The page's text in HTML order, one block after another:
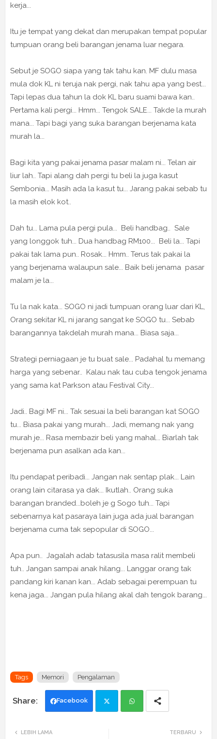
kerja...
Itu je tempat yang dekat dan merupakan tempat popular
tumpuan orang beli barangan jenama luar negara.
Sebut je SOGO siapa yang tak tahu kan. MF dulu masa
mula dok KL ni teruja nak pergi, nak tahu apa yang best...
Tapi lepas dua tahun la dok KL baru suami bawa kan..
Pertama kali pergi... Hmm... Tengok SALE... Takde la murah
mana... Tapi bagi yang suka barangan berjenama kata
murah la...
Bagi kita yang pakai jenama pasar malam ni... Telan air
liur lah.. Tapi alang dah pergi tu beli la juga kasut
Sembonia... Masih ada la kasut tu... Jarang pakai sebab tu
la masih elok kot..
Dah tu... Lama pula pergi pula... Beli handbag.. Sale
yang longgok tuh... Dua handbag RM100... Beli la... Tapi
pakai tak lama pun.. Rosak... Hmm.. Terus tak pakai la
yang berjenama walaupun sale... Baik beli jenama pasar
malam je la...
Tu la nak kata... SOGO ni jadi tumpuan orang luar dari KL,
Orang sekitar KL ni jarang sangat ke SOGO tu... Sebab
barangannya takdelah murah mana... Biasa saja...
Strategi perniagaan je tu buat sale... Padahal tu memang
harga yang sebenar.. Kalau nak tau cuba tengok jenama
yang sama kat Parkson atau Festival City...
Jadi.. Bagi MF ni... Tak sesuai la beli barangan kat SOGO
tu... Biasa pakai yang murah... Jadi, memang nak yang
murah je... Rasa membazir beli yang mahal... Biarlah tak
berjenama pun asalkan ada kan...
Itu pendapat peribadi... Jangan nak sentap plak... Lain
orang lain citarasa ya dak... Ikutlah.. Orang suka
barangan branded...boleh je g Sogo tuh... Tapi
sebenarnya kat pasaraya lain juga ada jual barangan
berjenama cuma tak sepopular di SOGO...
Apa pun.. Jagalah adab tatasusila masa ralit membeli
tuh.. Jangan sampai anak hilang... Langgar orang tak
pandang kiri kanan kan... Adab sebagai perempuan tu
kena jaga... Jangan pula hilang akal dah tengok barang...
Tags Memori Pengalaman
Facebook
TERBARU
LEBIH LAMA